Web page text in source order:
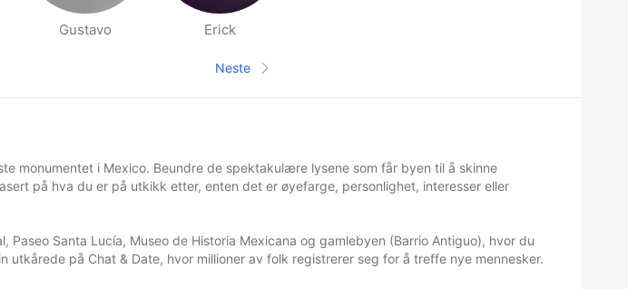
Gustavo Erick
Neste side
Neste
monumentet i Mexico. Beundre de spektakulære lysene som får byen til å skinne
på hva du er på utkikk etter, enten det er øyefarge, personlighet, interesser eller
Santa Lucía, Museo de Historia Mexicana og gamlebyen (Barrio Antiguo), hvor du
på Chat & Date, hvor millioner av folk registrerer seg for å treffe nye mennesker.